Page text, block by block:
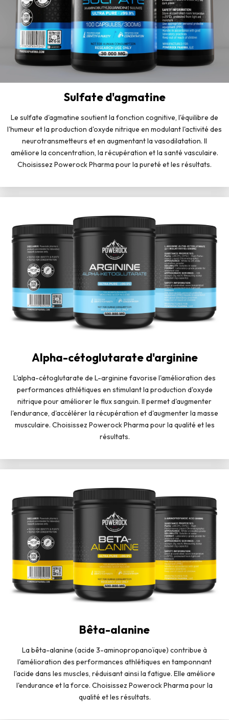
Sulfate d'agmatine
Le sulfate d'agmatine soutient la fonction cognitive, l'équilibre de
l'humeur et la production d'oxyde nitrique en modulant l'activité des
neurotransmetteurs et en augmentant la vasodilatation. Il
améliore la concentration, la récupération et la santé vasculaire.
Choisissez Powerock Pharma pour la pureté et les résultats.
Alpha-cétoglutarate d'arginine
L'alpha-cétoglutarate de L-arginine favorise l'amélioration des
performances athlétiques en stimulant la production d'oxyde
nitrique pour améliorer le flux sanguin. Il permet d'augmenter
l'endurance, d'accélérer la récupération et d'augmenter la masse
musculaire. Choisissez Powerock Pharma pour la qualité et les
résultats.
Bêta-alanine
La bêta-alanine (acide 3-aminopropanoïque) contribue à
l'amélioration des performances athlétiques en tamponnant
l'acide dans les muscles, réduisant ainsi la fatigue. Elle améliore
l'endurance et la force. Choisissez Powerock Pharma pour la
qualité et les résultats.